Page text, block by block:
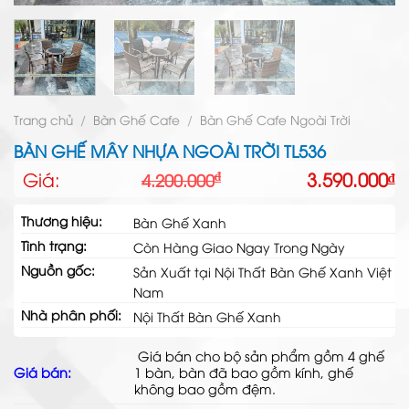
Trang chủ / Bàn Ghế Cafe / Bàn Ghế Cafe Ngoài Trời
BÀN GHẾ MÂY NHỰA NGOÀI TRỜI TL536
Giá: 4.200.000₫
Giá
gốc
là:
4.200.000₫.
3.590.000₫
Giá
hiện
tại
là:
3.590.000₫.
Thương hiệu:
Bàn Ghế Xanh
Tình trạng:
Còn Hàng Giao Ngay Trong Ngày
Nguồn gốc:
Sản Xuất tại Nội Thất Bàn Ghế Xanh Việt
Nam
Nhà phân phối:
Nội Thất Bàn Ghế Xanh
Giá bán:
Giá bán cho bộ sản phẩm gồm 4 ghế
1 bàn, bàn đã bao gồm kính, ghế
không bao gồm đệm.